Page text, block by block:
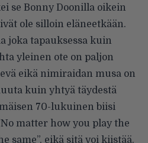
se Bonny Doonilla oikein
ole silloin eläneetkään.
joka tapauksessa kuin
yleinen ote on paljon
eikä nimiraidan musa on
kuin yhtyä täydestä
70-lukuinen biisi
matter how you play the
same”, eikä sitä voi kiistää.